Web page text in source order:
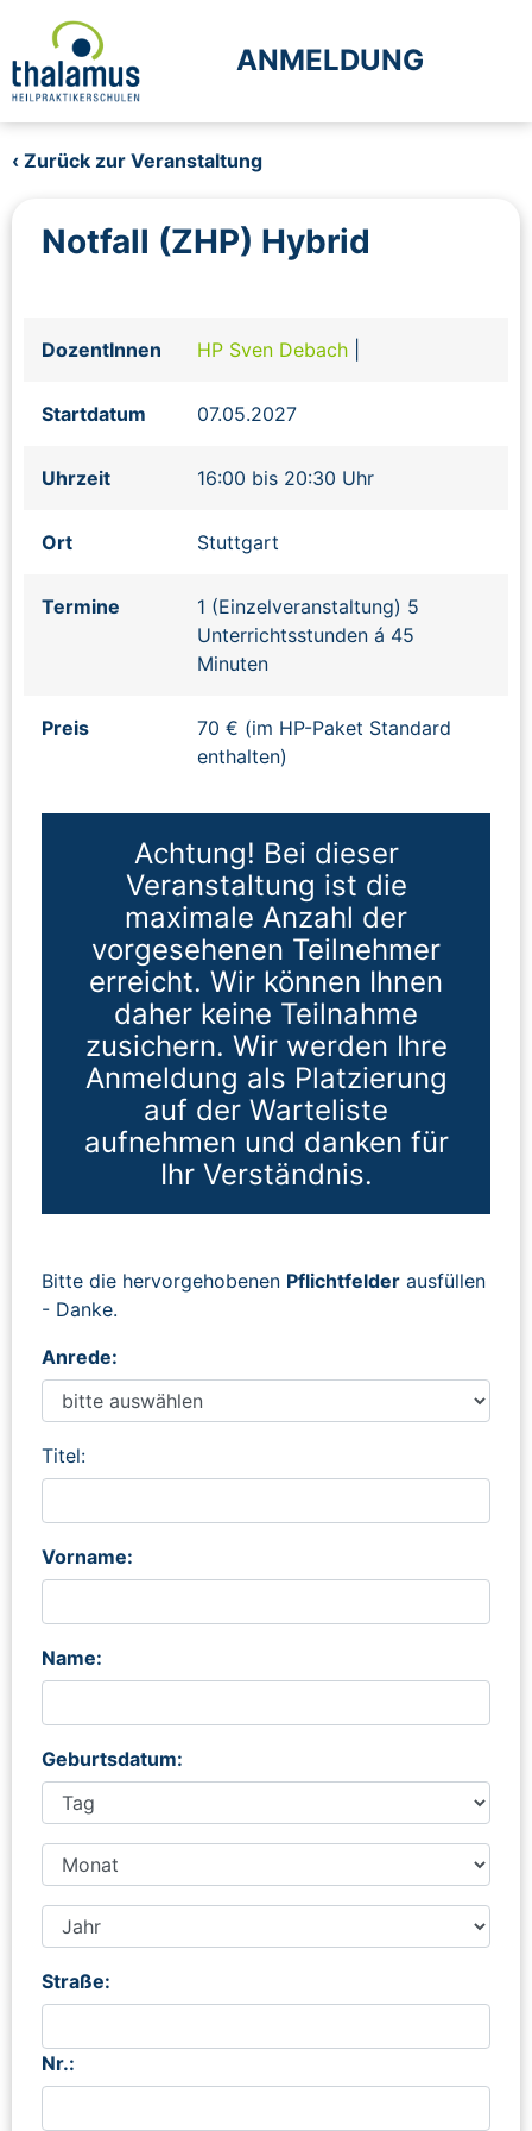
ANMELDUNG
‹ Zurück zur Veranstaltung
Notfall (ZHP) Hybrid
DozentInnen HP Sven Debach
Startdatum 07.05.2027
Uhrzeit 16:00 bis 20:30 Uhr
Ort Stuttgart
Termine
1 (Einzelveranstaltung) 5
Unterrichtsstunden á 45
Minuten
Preis
70 € (im HP-Paket Standard
enthalten)
Achtung! Bei dieser
Veranstaltung ist die
maximale Anzahl der
vorgesehenen Teilnehmer
erreicht. Wir können Ihnen
daher keine Teilnahme
zusichern. Wir werden Ihre
Anmeldung als Platzierung
auf der Warteliste
aufnehmen und danken für
Ihr Verständnis.
Bitte die hervorgehobenen Pflichtfelder ausfüllen
- Danke.
Anrede:
Titel:
Vorname:
Name:
Geburtsdatum:
Straße:
Nr.: